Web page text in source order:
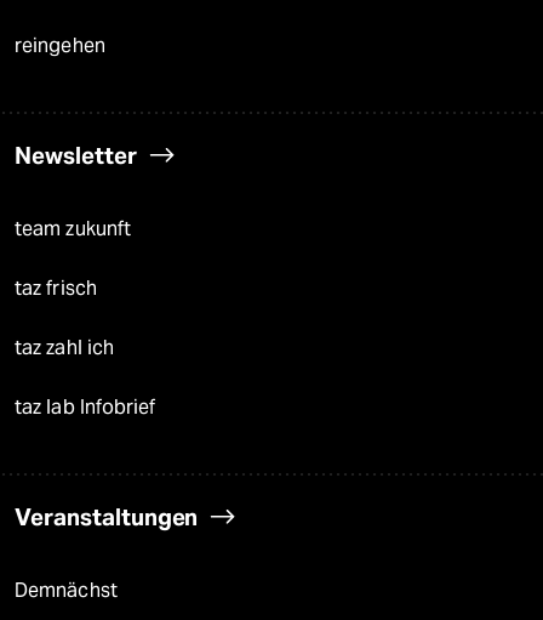
reingehen
Newsletter
team zukunft
taz frisch
taz zahl ich
taz lab Infobrief
Veranstaltungen
Demnächst